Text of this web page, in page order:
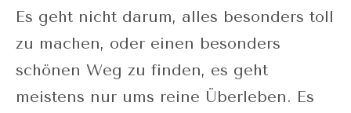
Es geht nicht darum, alles besonders toll
zu machen, oder einen besonders
schönen Weg zu finden, es geht
meistens nur ums reine Überleben. Es